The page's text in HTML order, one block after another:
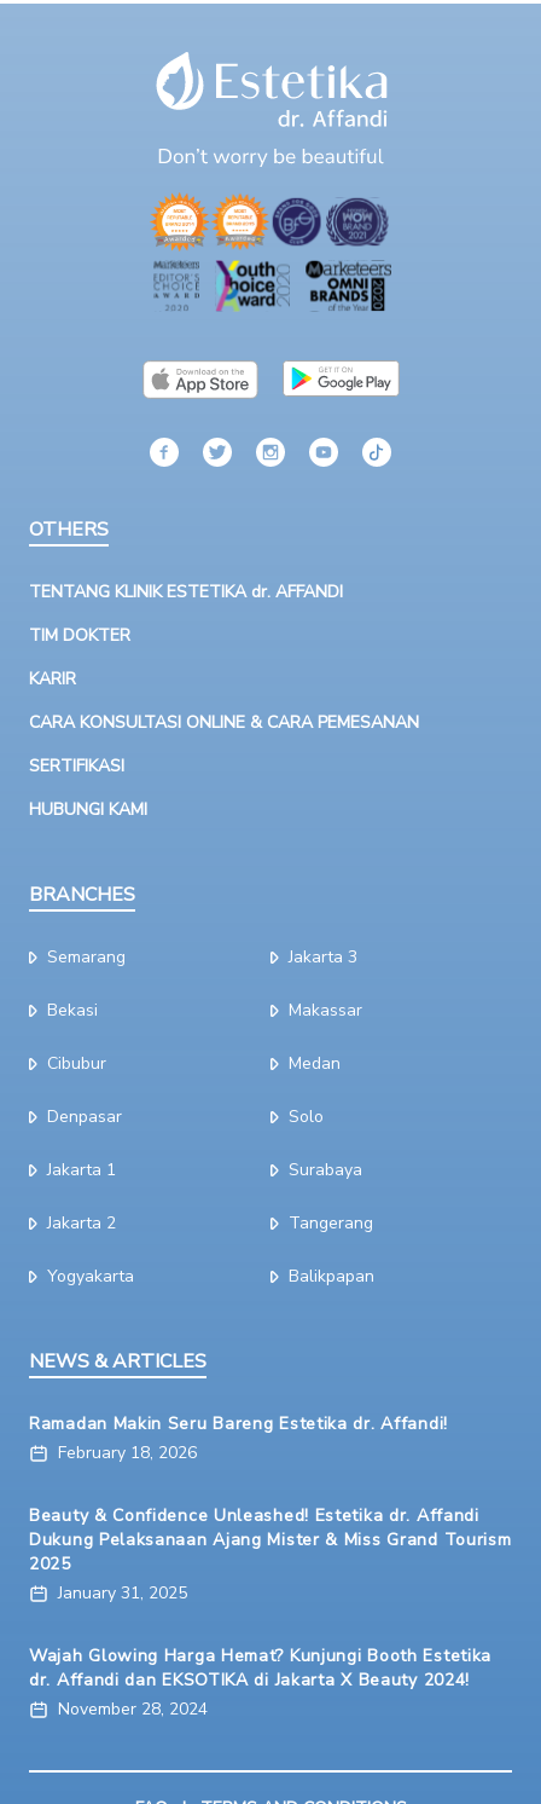
OTHERS
TENTANG KLINIK ESTETIKA dr. AFFANDI
TIM DOKTER
KARIR
CARA KONSULTASI ONLINE & CARA PEMESANAN
SERTIFIKASI
HUBUNGI KAMI
BRANCHES
Semarang
Bekasi
Cibubur
Denpasar
Jakarta 1
Jakarta 2
Yogyakarta
Jakarta 3
Makassar
Medan
Solo
Surabaya
Tangerang
Balikpapan
NEWS & ARTICLES
Ramadan Makin Seru Bareng Estetika dr. Affandi!
February 18, 2026
Beauty & Confidence Unleashed! Estetika dr. Affandi
Dukung Pelaksanaan Ajang Mister & Miss Grand Tourism
2025
January 31, 2025
Wajah Glowing Harga Hemat? Kunjungi Booth Estetika
dr. Affandi dan EKSOTIKA di Jakarta X Beauty 2024!
November 28, 2024